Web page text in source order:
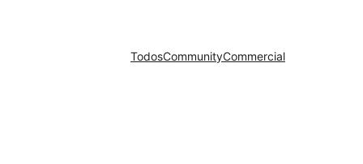
TodosCommunityCommercial